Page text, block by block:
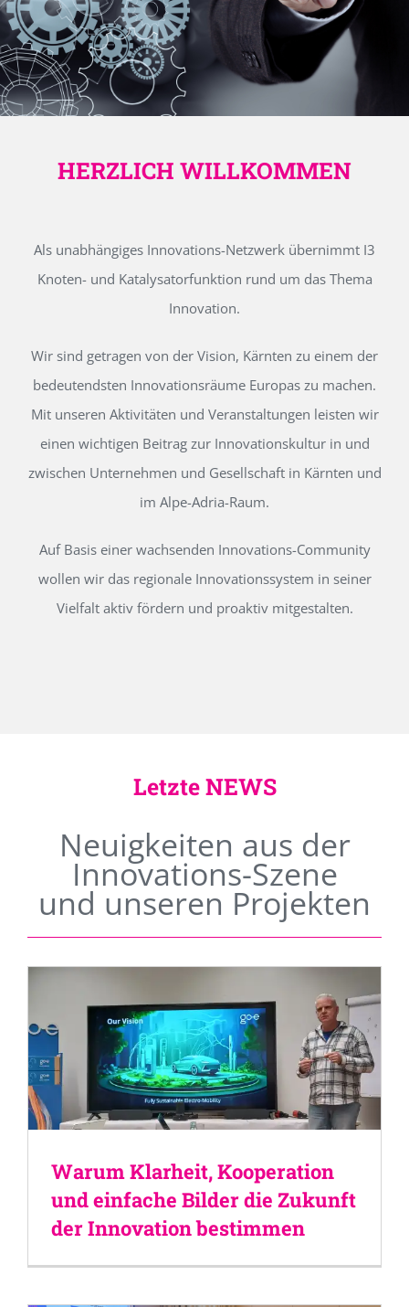
HERZLICH WILLKOMMEN
Als unabhängiges Innovations-Netzwerk übernimmt I3
Knoten- und Katalysatorfunktion rund um das Thema
Innovation.
Wir sind getragen von der Vision, Kärnten zu einem der
bedeutendsten Innovationsräume Europas zu machen.
Mit unseren Aktivitäten und Veranstaltungen leisten wir
einen wichtigen Beitrag zur Innovationskultur in und
zwischen Unternehmen und Gesellschaft in Kärnten und
im Alpe-Adria-Raum.
Auf Basis einer wachsenden Innovations-Community
wollen wir das regionale Innovationssystem in seiner
Vielfalt aktiv fördern und proaktiv mitgestalten.
Letzte NEWS
Neuigkeiten aus der
Innovations-Szene
und unseren Projekten
Warum Klarheit, Kooperation
und einfache Bilder die Zukunft
der Innovation bestimmen